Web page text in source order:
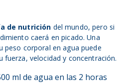
de nutrición del mundo, pero si
caerá en picado. Una
peso corporal en agua puede
velocidad y concentración.
ml de agua en las 2 horas